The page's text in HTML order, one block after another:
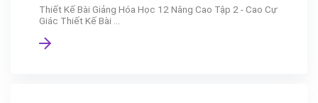
Thiết Kế Bài Giảng Hóa Học 12 Nâng Cao Tập 2 - Cao Cự
Giác Thiết Kế Bài ...